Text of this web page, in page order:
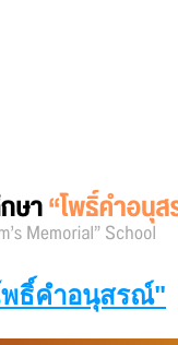
พธิ์คำอนุสรณ์"